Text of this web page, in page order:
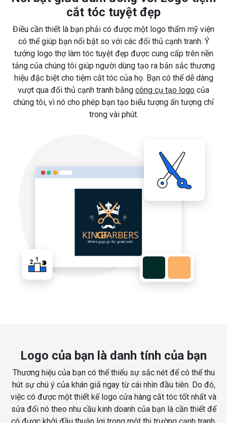
cắt tóc tuyệt đẹp
Điều cần thiết là bạn phải có được một logo thẩm mỹ viện
có thể giúp bạn nổi bật so với các đối thủ cạnh tranh. Ý
tưởng logo thợ làm tóc tuyệt đẹp được cung cấp trên nền
tảng của chúng tôi giúp người dùng tạo ra bản sắc thương
hiệu đặc biệt cho tiệm cắt tóc của họ. Bạn có thể dễ dàng
vượt qua đối thủ cạnh tranh bằng công cụ tạo logo của
chúng tôi, vì nó cho phép bạn tạo biểu tượng ấn tượng chỉ
trong vài phút.
Logo của bạn là danh tính của bạn
Thương hiệu của bạn có thể thiếu sự sắc nét để có thể thu
hút sự chú ý của khán giả ngay từ cái nhìn đầu tiên. Do đó,
việc có được một thiết kế logo cửa hàng cắt tóc tốt nhất và
sửa đổi nó theo nhu cầu kinh doanh của bạn là cần thiết để